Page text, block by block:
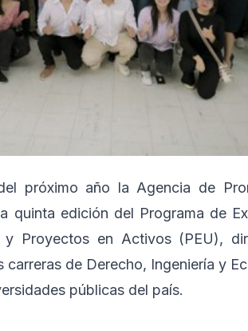
próximo año la Agencia de
quinta edición del Programa de
y Proyectos en Activos (PEU),
de Derecho, Ingeniería y
públicas del país.